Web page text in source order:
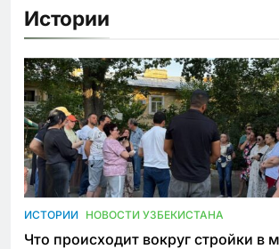
Истории
ИСТОРИИ НОВОСТИ УЗБЕКИСТАНА
Что происходит вокруг стройки в